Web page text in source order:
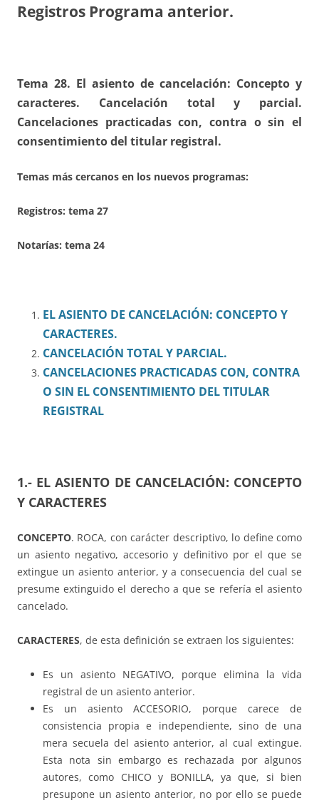
Registros Programa anterior.
Tema 28. El asiento de cancelación: Concepto y
caracteres. Cancelación total y parcial.
Cancelaciones practicadas con, contra o sin el
consentimiento del titular registral.
Temas más cercanos en los nuevos programas:
Registros: tema 27
Notarías: tema 24
EL ASIENTO DE CANCELACIÓN: CONCEPTO Y
CARACTERES.
CANCELACIÓN TOTAL Y PARCIAL.
CANCELACIONES PRACTICADAS CON, CONTRA
O SIN EL CONSENTIMIENTO DEL TITULAR
REGISTRAL
1.- EL ASIENTO DE CANCELACIÓN: CONCEPTO
Y CARACTERES
CONCEPTO. ROCA, con carácter descriptivo, lo define como
un asiento negativo, accesorio y definitivo por el que se
extingue un asiento anterior, y a consecuencia del cual se
presume extinguido el derecho a que se refería el asiento
cancelado.
CARACTERES, de esta definición se extraen los siguientes:
Es un asiento NEGATIVO, porque elimina la vida
registral de un asiento anterior.
Es un asiento ACCESORIO, porque carece de
consistencia propia e independiente, sino de una
mera secuela del asiento anterior, al cual extingue.
Esta nota sin embargo es rechazada por algunos
autores, como CHICO y BONILLA, ya que, si bien
presupone un asiento anterior, no por ello se puede